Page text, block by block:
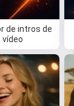
de intros de
vídeo